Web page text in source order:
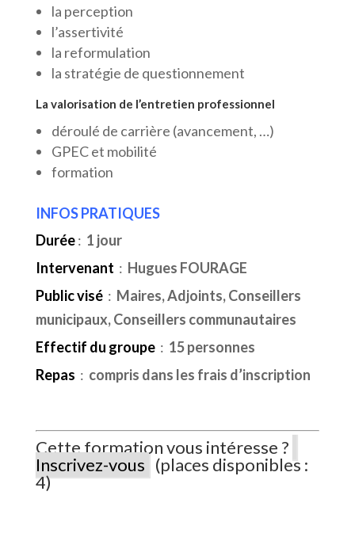
la perception
l’assertivité
la reformulation
la stratégie de questionnement
La valorisation de l’entretien professionnel
déroulé de carrière (avancement, …)
GPEC et mobilité
formation
INFOS PRATIQUES
Durée: 1 jour
Intervenant : Hugues FOURAGE
Public visé : Maires, Adjoints, Conseillers
municipaux, Conseillers communautaires
Effectif du groupe: 15 personnes
Repas : compris dans les frais d’inscription
Cette formation vous intéresse ?
Inscrivez-vous (places disponibles :
4)